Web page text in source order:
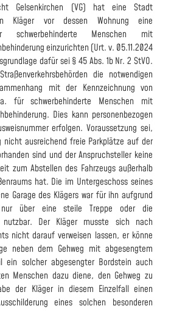
Gelsenkirchen (VG) hat eine Stadt
Kläger vor dessen Wohnung eine
schwerbehinderte Menschen mit
einzurichten (Urt. v. 05.11.2024
dafür sei § 45 Abs. 1b Nr. 2 StVO.
die notwendigen
mit der Kennzeichnung von
für schwerbehinderte Menschen mit
Dies kann personenbezogen
erfolgen. Voraussetzung sei,
nicht ausreichend freie Parkplätze auf der
sind und der Anspruchsteller keine
zum Abstellen des Fahrzeugs außerhalb
hat. Die im Untergeschoss seines
Garage des Klägers war für ihn aufgrund
nur über eine steile Treppe oder die
nutzbar. Der Kläger musste sich nach
nicht darauf verweisen lassen, er könne
neben dem Gehweg mit abgesengtem
ein solcher abgesengter Bordstein auch
Menschen dazu diene, den Gehweg zu
der Kläger in diesem Einzelfall einen
eines solchen besonderen